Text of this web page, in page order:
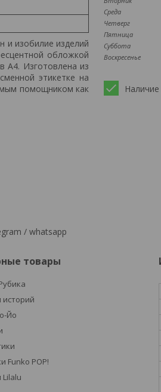
и изобилие изделий
обложкой
А4. Изготовлена из
этикетке на
помощником как
Среда
Четверг
Пятница
Суббота
Воскресенье
/ whatsapp
товары
историй
Йо
Funko POP!
Lilalu